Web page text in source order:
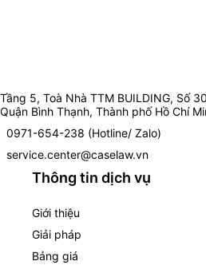
Tầng 5, Toà Nhà TTM BUILDING, Số
Quận Bình Thạnh, Thành phố Hồ Chí
0971-654-238 (Hotline/ Zalo)
service.center@caselaw.vn
Thông tin dịch vụ
Giới thiệu
Giải pháp
Bảng giá